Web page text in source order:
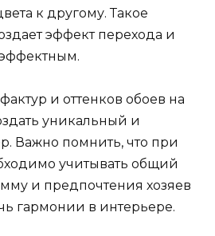
к другому. Такое
эффект перехода и
и оттенков обоев на
уникальный и
Важно помнить, что при
учитывать общий
и предпочтения хозяев
гармонии в интерьере.